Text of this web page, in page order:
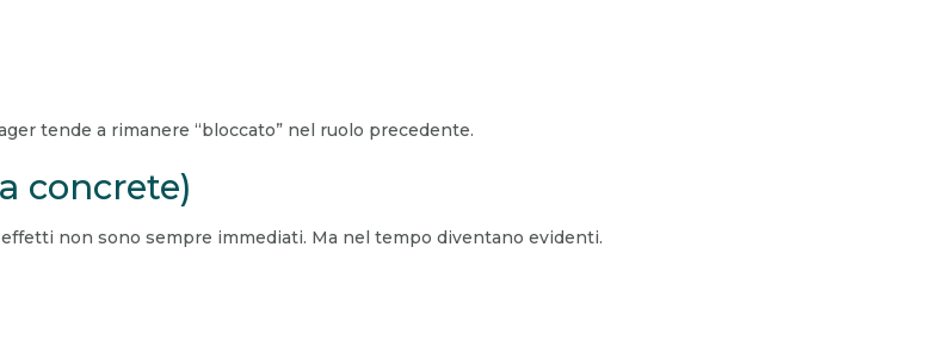
tende a rimanere “bloccato” nel ruolo precedente.
concrete)
non sono sempre immediati. Ma nel tempo diventano evidenti.